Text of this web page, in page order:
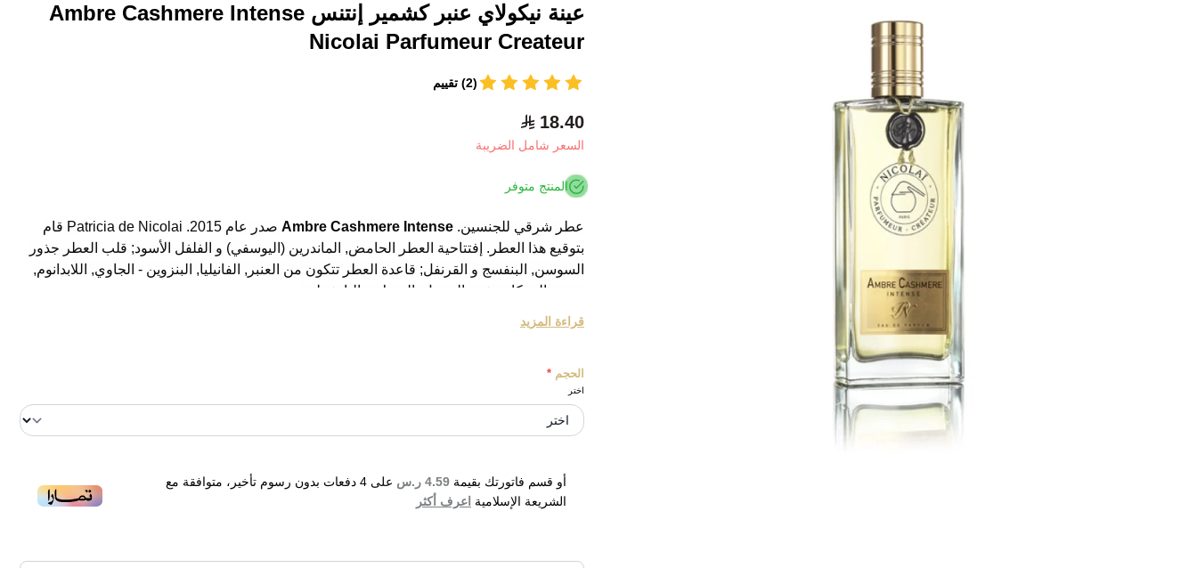
عينة نيكولاي عنبر كشمير إنتنس Ambre Cashmere Intense
Nicolai Parfumeur Createur
(2) تقييم
18.40
السعر شامل الضريبة
المنتج متوفر
عطر شرقي للجنسين. Ambre Cashmere Intense
صدر عام 2015. Patricia de Nicolai قام
بتوقيع هذا العطر. إفتتاحية العطر الحامض, الماندرين (اليوسفي) و الفلفل الأسود; قلب العطر جذور
السوسن, البنفسج و القرنفل; قاعدة العطر تتكون من العنبر, الفانيليا, البنزوين - الجاوي, اللابدانوم,
حبوب التونكا, خشب الصندل, المسك و الباتشولي.
قراءة المزيد
الحجم *
اختر
أو قسم فاتورتك بقيمة 4.59 ر.س على 4 دفعات بدون رسوم تأخير، متوافقة مع
الشريعة الإسلامية اعرف أكثر